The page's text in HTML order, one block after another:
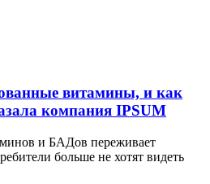
витамины, и как
компания IPSUM
и БАДов переживает
больше не хотят видеть